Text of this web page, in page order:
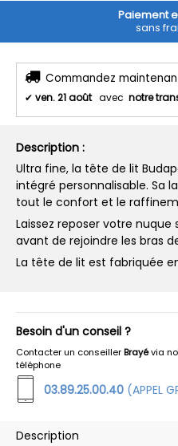
Paiement
sans
Commandez
✔ ven. 21 août avec notre
Description :
Ultra fine, la tête de lit
intégré personnalisable. Sa
tout le confort et le
Laissez reposer votre
avant de rejoindre les bras
La tête de lit est fabriquée
Besoin d'un conseil ?
Contacter un conseillerBrayévia
téléphone
03.89.25.00.40 (APPEL
Description